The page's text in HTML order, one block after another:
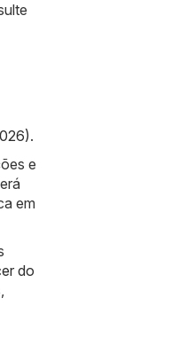
.
e
em
do
,